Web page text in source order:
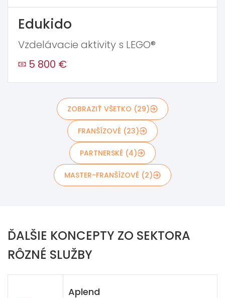
Edukido
Vzdelávacie aktivity s LEGO®
5 800 €
ZOBRAZIŤ VŠETKO (29)
FRANŠÍZOVÉ (23)
PARTNERSKÉ (4)
MASTER-FRANŠÍZOVÉ (2)
ĎALŠIE KONCEPTY ZO SEKTORA
RÔZNÉ SLUŽBY
Aplend